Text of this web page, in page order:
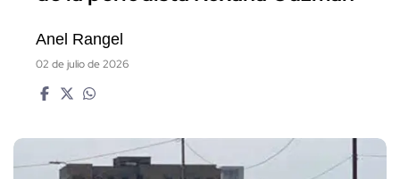
Anel Rangel
02 de julio de 2026